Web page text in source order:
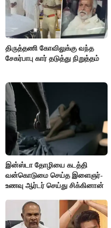
திருத்தணி கோவிலுக்கு வந்த
சேகர்பாபு கார் தடுத்து நிறுத்தம்
இன்ஸ்டா தோழியை கடத்தி
வன்கொடுமை செய்த இளைஞர்-
உணவு ஆர்டர் செய்து சிக்கினான்